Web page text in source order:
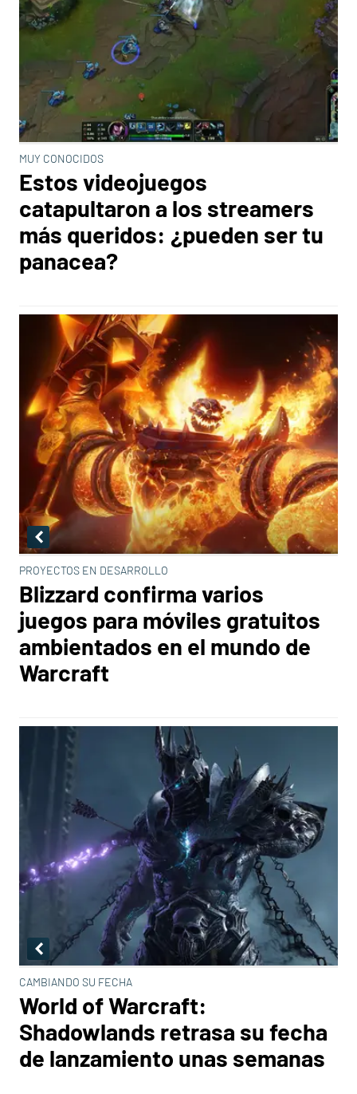
MUY CONOCIDOS
Estos videojuegos
catapultaron a los streamers
más queridos: ¿pueden ser tu
panacea?
PROYECTOS EN DESARROLLO
Blizzard confirma varios
juegos para móviles gratuitos
ambientados en el mundo de
Warcraft
CAMBIANDO SU FECHA
World of Warcraft:
Shadowlands retrasa su fecha
de lanzamiento unas semanas